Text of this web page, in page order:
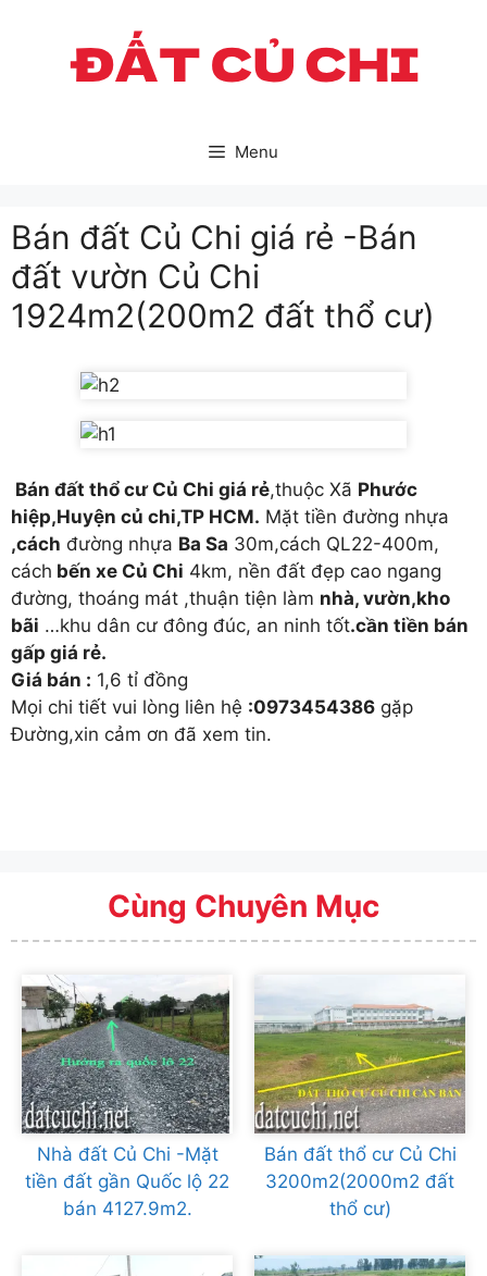
Menu
Bán đất Củ Chi giá rẻ -Bán
đất vườn Củ Chi
1924m2(200m2 đất thổ cư)
Bán đất thổ cư Củ Chi giá rẻ,thuộc Xã Phước
hiệp,Huyện củ chi,TP HCM. Mặt tiền đường nhựa
,cách đường nhựa Ba Sa 30m,cách QL22-400m,
cách bến xe Củ Chi 4km, nền đất đẹp cao ngang
đường, thoáng mát ,thuận tiện làm nhà, vườn,kho
bãi …khu dân cư đông đúc, an ninh tốt.cần tiền bán
gấp giá rẻ.
Giá bán : 1,6 tỉ đồng
Mọi chi tiết vui lòng liên hệ :0973454386 gặp
Đường,xin cảm ơn đã xem tin.
Cùng Chuyên Mục
Nhà đất Củ Chi -Mặt
tiền đất gần Quốc lộ 22
bán 4127.9m2.
Bán đất thổ cư Củ Chi
3200m2(2000m2 đất
thổ cư)